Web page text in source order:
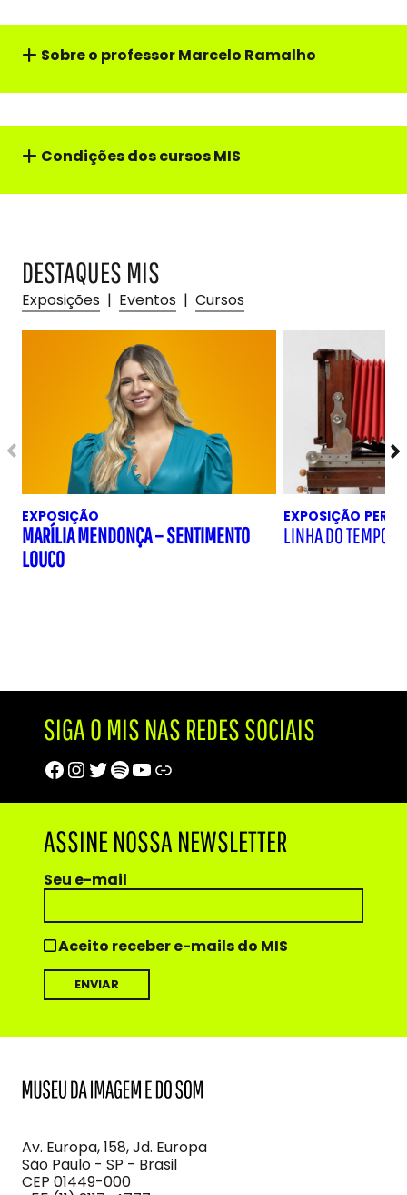
Sobre o professorMarcelo Ramalho
Condições dos cursos MIS
DESTAQUES MIS
Exposições | Eventos | Cursos
EXPOSIÇÃO
MARÍLIA MENDONÇA – SENTIMENTO
LOUCO
EXPOSIÇÃO
LINHA DO TEMPO
SIGA O MIS NAS REDES SOCIAIS
Facebook
Instagram
Twitter
Spotify
Youtube
Trip Advisor
ASSINE NOSSA NEWSLETTER
Seu e-mail
Aceito receber e-mails do MIS
Imagem
e
do
Av. Europa, 158, Jd. Europa
São Paulo - SP - Brasil
CEP 01449-000